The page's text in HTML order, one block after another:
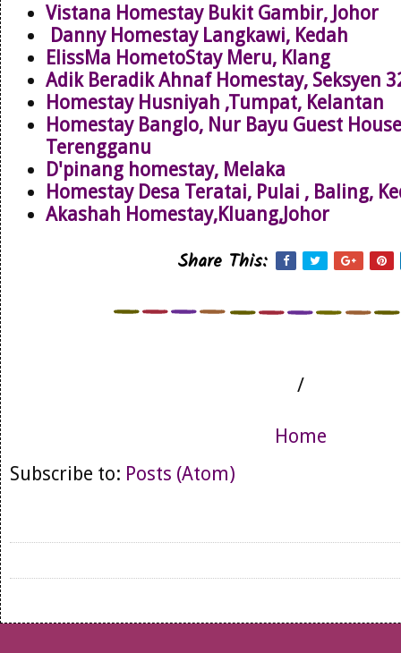
Vistana Homestay Bukit Gambir, Johor
Danny Homestay Langkawi, Kedah
ElissMa HometoStay Meru, Klang
Adik Beradik Ahnaf Homestay, Seksyen
Homestay Husniyah ,Tumpat, Kelantan
Homestay Banglo, Nur Bayu Guest
Terengganu
D'pinang homestay, Melaka
Homestay Desa Teratai, Pulai , Baling,
Akashah Homestay,Kluang,Johor
Share This:
/
Home
Subscribe to: Posts (Atom)